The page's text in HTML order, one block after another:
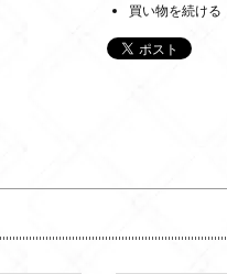
買い物を続ける